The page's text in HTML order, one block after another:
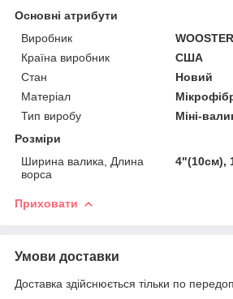
Основні атрибути
Виробник
WOOSTER
Країна виробник
США
Стан
Новий
Матеріал
Тип виробу
Міні-
Розміри
Ширина валика, Длина
ворса
4"(10см),
Приховати
Умови доставки
Доставка здійснюється тільки по